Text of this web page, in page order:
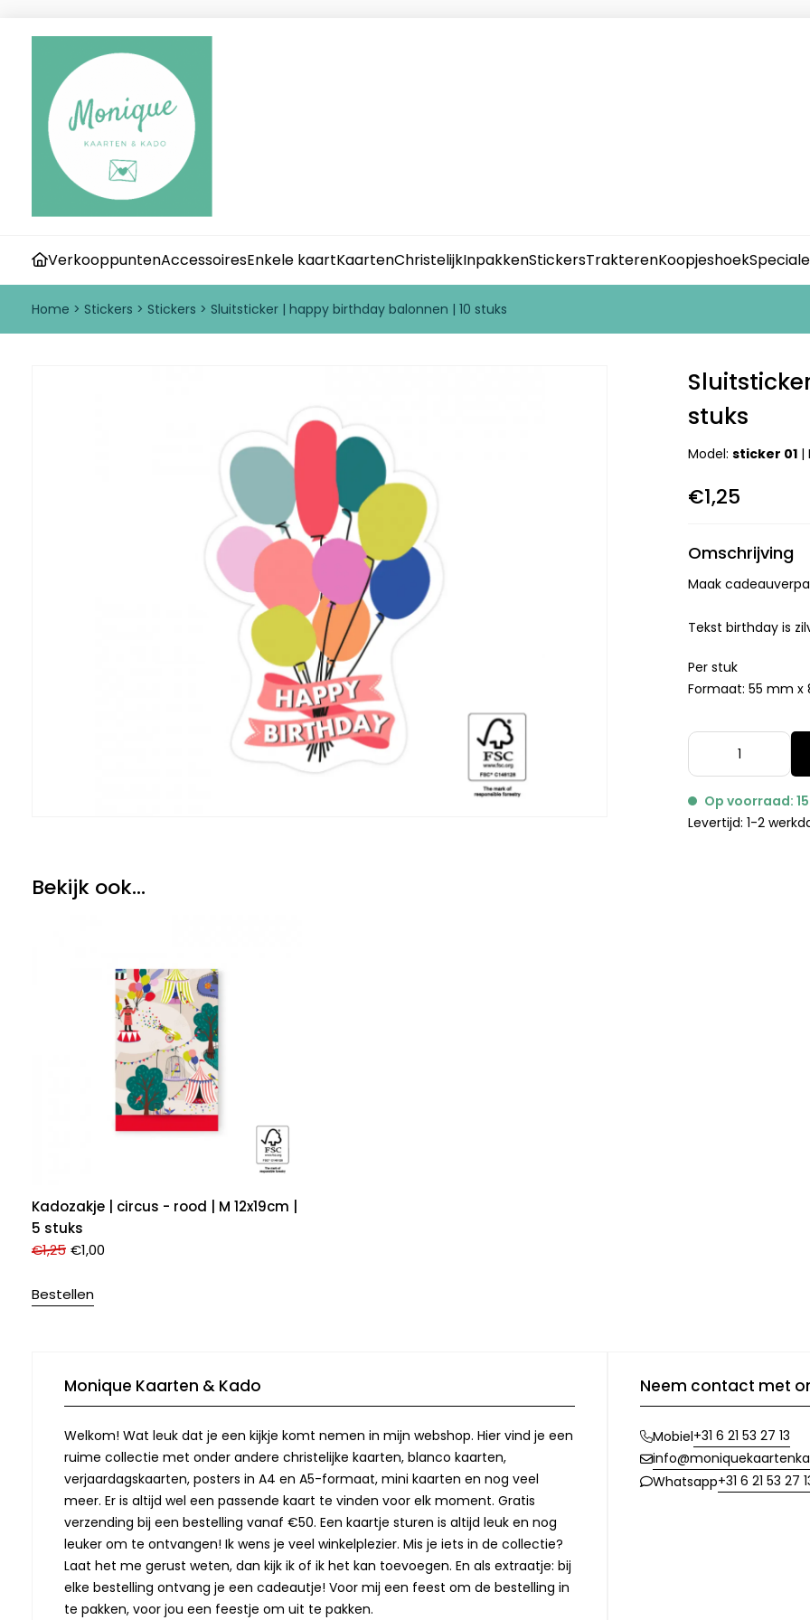
VerkooppuntenAccessoiresEnkele kaartKaartenChristelijkInpakkenStickersTrakterenKoopjeshoek
Home > Stickers > Stickers > Sluitsticker | happy birthday balonnen | 10 stuks
stuks
Model:sticker 01 |
€1,25
Omschrijving
Maak
Tekst birthday is
Per stuk
Formaat: 55 mm x
Op voorraad: 15
Levertijd: 1-2
Bekijk ook...
Kadozakje | circus - rood | M 12x19cm |
5 stuks
€1,25 €1,00
Bestellen
Monique Kaarten & Kado
Welkom! Wat leuk dat je een kijkje komt nemen in mijn webshop. Hier vind je een
ruime collectie met onder andere christelijke kaarten, blanco kaarten,
verjaardagskaarten, posters in A4 en A5-formaat, mini kaarten en nog veel
meer. Er is altijd wel een passende kaart te vinden voor elk moment. Gratis
verzending bij een bestelling vanaf €50. Een kaartje sturen is altijd leuk en nog
leuker om te ontvangen! Ik wens je veel winkelplezier. Mis je iets in de collectie?
Laat het me gerust weten, dan kijk ik of ik het kan toevoegen. En als extraatje: bij
elke bestelling ontvang je een cadeautje! Voor mij een feest om de bestelling in
te pakken, voor jou een feestje om uit te pakken.
Neem contact met
Mobiel+31 6 21 53 27 13
Whatsapp+31 6 21 53 27